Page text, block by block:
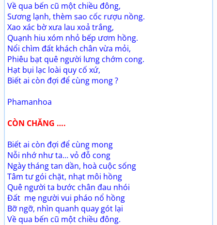
Về qua bến cũ một chiều đông,
Sương lạnh, thèm sao cốc rượu nồng.
Xao xác bờ xưa lau xoả trắng,
Quạnh hiu xóm nhỏ bếp ươm hồng.
Nổi chìm đất khách chân vừa mỏi,
Phiêu bạt quê người lưng chớm cong.
Hạt bụi lạc loài quy cố xứ,
Biết ai còn đợi để cùng mong ?
Phamanhoa
CÒN CHĂNG ….
Biết ai còn đợi để cùng mong
Nỗi nhớ như ta… vỏ đỗ cong
Ngày tháng tan dần, hoà cuộc sống
Tâm tư gói chặt, nhạt môi hồng
Quê người ta bước chân đau nhói
Đất mẹ người vui pháo nổ hồng
Bỡ ngỡ, nhìn quanh quay gót lại
Về qua bến cũ một chiều đông.